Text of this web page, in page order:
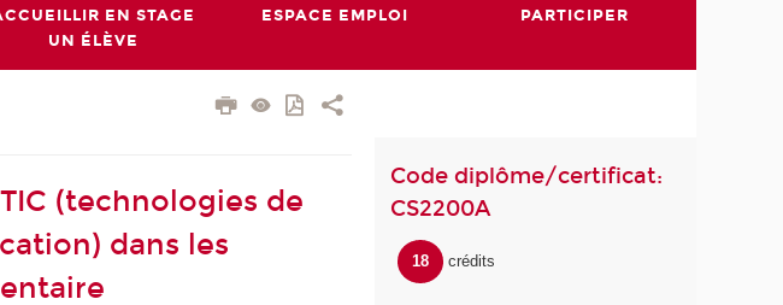
EN STAGE
UN ÉLÈVE
ESPACE EMPLOI PARTICIPER
(technologies de
dans les
Code diplôme/certificat:
CS2200A
18 crédits